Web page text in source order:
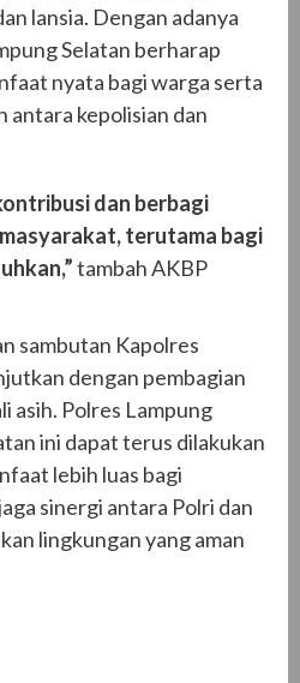
lansia. Dengan adanya
Selatan berharap
nyata bagi warga serta
antara kepolisian dan
dan berbagi
terutama bagi
tambah AKBP
sambutan Kapolres
dengan pembagian
asih. Polres Lampung
ini dapat terus dilakukan
lebih luas bagi
sinergi antara Polri dan
lingkungan yang aman